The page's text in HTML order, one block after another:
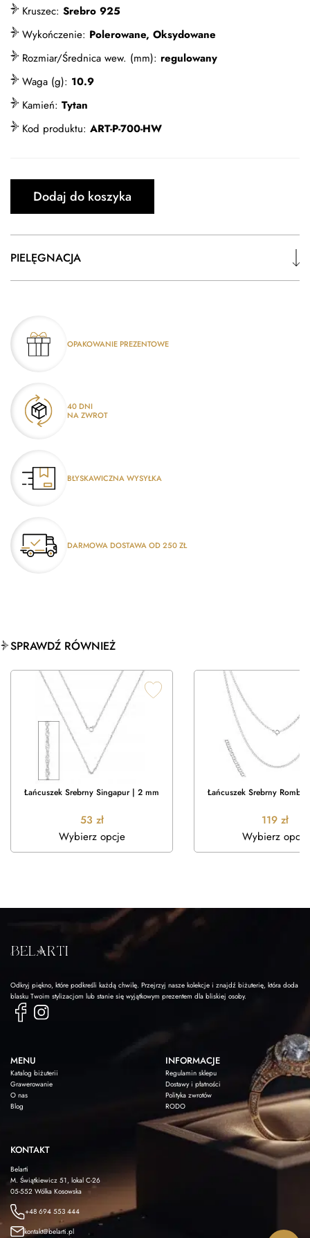
Kruszec: Srebro 925
Wykończenie: Polerowane, Oksydowane
Rozmiar/Średnica wew. (mm): regulowany
Waga (g): 10.9
Kamień: Tytan
Kod produktu: ART-P-700-HW
Dodaj do koszyka
PIELĘGNACJA
OPAKOWANIE PREZENTOWE
40 DNI
NA ZWROT
BŁYSKAWICZNA WYSYŁKA
DARMOWA DOSTAWA OD 250 ZŁ
SPRAWDŹ RÓWNIEŻ
Łańcuszek Srebrny Singapur | 2 mm
53 zł
Wybierz opcje
Łańcuszek Srebrny
119 zł
Wybierz opcje
Odkryj piękno, które podkreśli każdą chwilę. Przejrzyj nasze kolekcje i znajdź biżuterię, która doda
blasku Twoim stylizacjom lub stanie się wyjątkowym prezentem dla bliskiej osoby.
MENU
Katalog biżuterii
Grawerowanie
O nas
Blog
INFORMACJE
Regulamin sklepu
Dostawy i płatności
Polityka zwrotów
RODO
KONTAKT
Belarti
M. Świątkiewicz 51, lokal C-26
05-552 Wólka Kosowska
+48 694 553 444
kontakt@belarti.pl